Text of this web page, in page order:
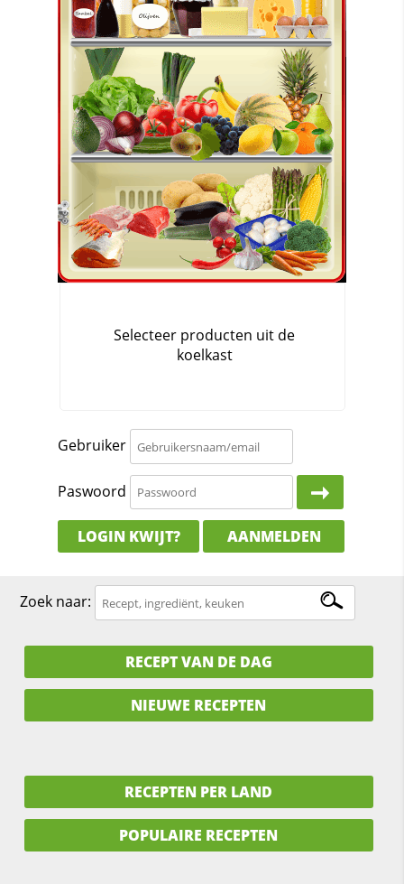
Gebruiker
Paswoord
LOGIN KWIJT? AANMELDEN
Zoek naar:
RECEPT VAN DE DAG
NIEUWE RECEPTEN
RECEPTEN PER LAND
POPULAIRE RECEPTEN